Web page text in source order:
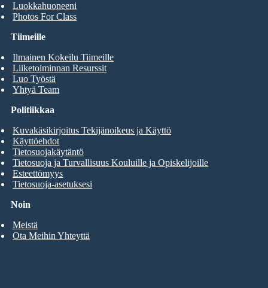
Luokkahuoneeni
Photos For Class
Tiimeille
Ilmainen Kokeilu Tiimeille
Liiketoiminnan Resurssit
Luo Työstä
Yhtyä Team
Noin
Meistä
Ota Meihin Yhteyttä
Politiikkaa
Kuvakäsikirjoitus Tekijänoikeus ja Käyttö
Käyttöehdot
Tietosuojakäytäntö
Tietosuoja ja Turvallisuus Kouluille ja Opiskelijoille
Esteettömyys
Tietosuoja-asetuksesi